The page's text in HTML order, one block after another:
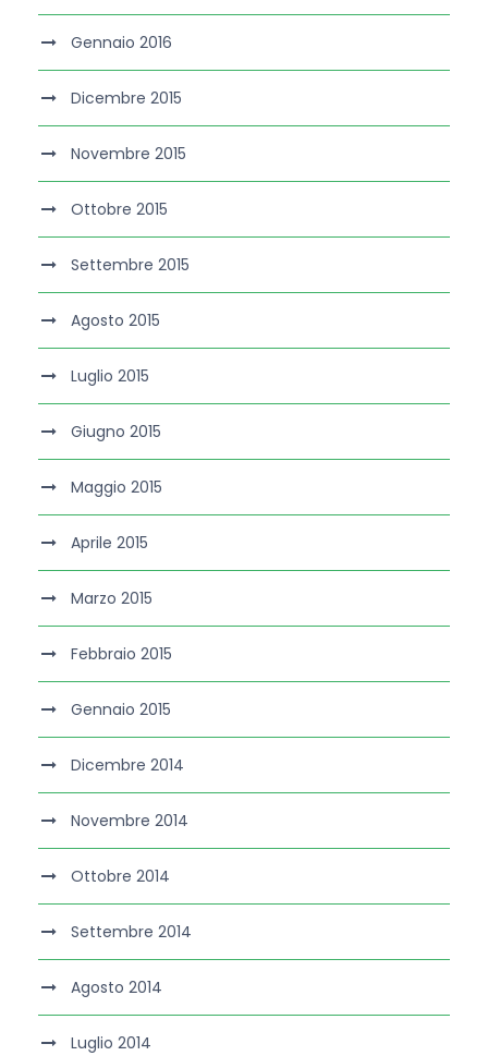
Gennaio 2016
Dicembre 2015
Novembre 2015
Ottobre 2015
Settembre 2015
Agosto 2015
Luglio 2015
Giugno 2015
Maggio 2015
Aprile 2015
Marzo 2015
Febbraio 2015
Gennaio 2015
Dicembre 2014
Novembre 2014
Ottobre 2014
Settembre 2014
Agosto 2014
Luglio 2014